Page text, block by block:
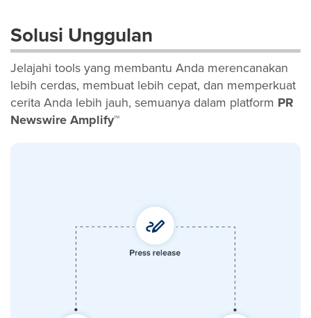
Solusi Unggulan
Jelajahi tools yang membantu Anda merencanakan
lebih cerdas, membuat lebih cepat, dan memperkuat
cerita Anda lebih jauh, semuanya dalam platform PR
Newswire Amplify™